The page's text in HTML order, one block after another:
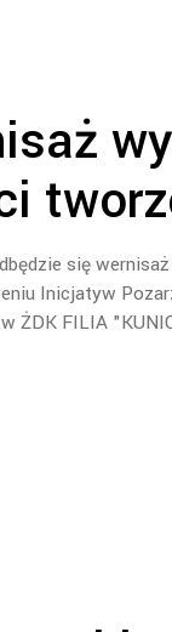
się
Inicjatyw
ŻDK FILIA